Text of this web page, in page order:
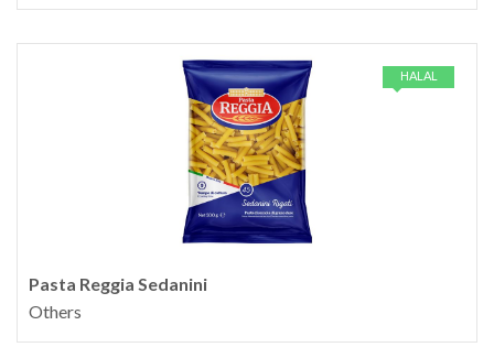
HALAL
Pasta Reggia Sedanini
Others